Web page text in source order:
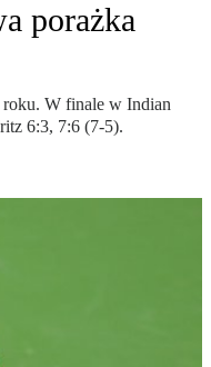
porażka
roku. W finale w Indian
6:3, 7:6 (7-5).